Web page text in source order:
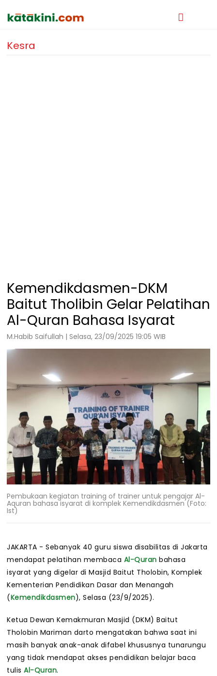
Kesra
Kemendikdasmen-DKM
Baitut Tholibin Gelar Pelatihan
Al-Quran Bahasa Isyarat
M.Habib Saifullah | Selasa, 23/09/2025 19:05 WIB
Pembukaan kegiatan training of trainer untuk pengajar Al-
Aquran bahasa isyarat di komplek Kemendikdasmen (Foto:
Ist)
JAKARTA - Sebanyak 40 guru siswa disabilitas di Jakarta
mendapat pelatihan membaca Al-Quran bahasa
isyarat yang digelar di Masjid Baitut Tholobin, Komplek
Kementerian Pendidikan Dasar dan Menangah
(Kemendikdasmen), Selasa (23/9/2025).
Ketua Dewan Kemakmuran Masjid (DKM) Baitut
Tholobin Mariman darto mengatakan bahwa saat ini
masih banyak anak-anak difabel khususnya tunarungu
yang tidak mendapat akses pendidikan belajar baca
tulis Al-Quran.